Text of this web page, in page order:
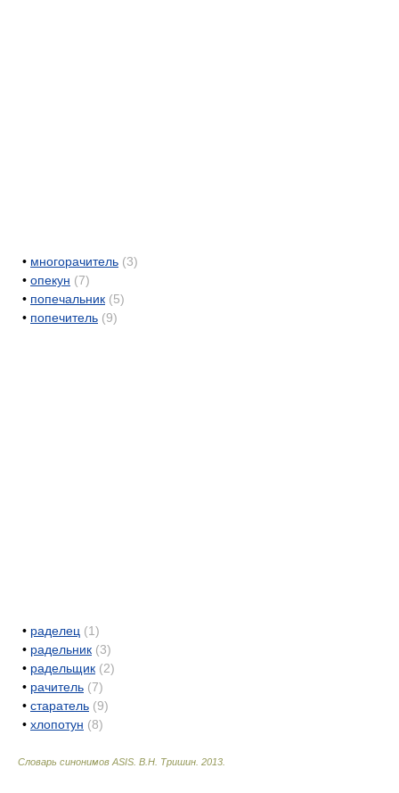
• многорачитель (3)
• опекун (7)
• попечальник (5)
• попечитель (9)
• раделец (1)
• радельник (3)
• радельщик (2)
• рачитель (7)
• старатель (9)
• хлопотун (8)
Словарь синонимов ASIS. В.Н. Тришин 2013